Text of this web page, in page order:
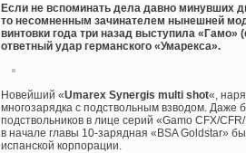
Если не вспоминать дела давно минувших
то несомненным зачинателем нынешней
винтовки года три назад выступила «Гамо»
ответный удар германского «Умарекса».
Новейший «Umarex Synergis multi shot«,
многозарядка с подствольным взводом.
подствольников в лице серий «Gamo CFX/
в начале главы 10-зарядная «BSA Goldstar»
испанской корпорации.